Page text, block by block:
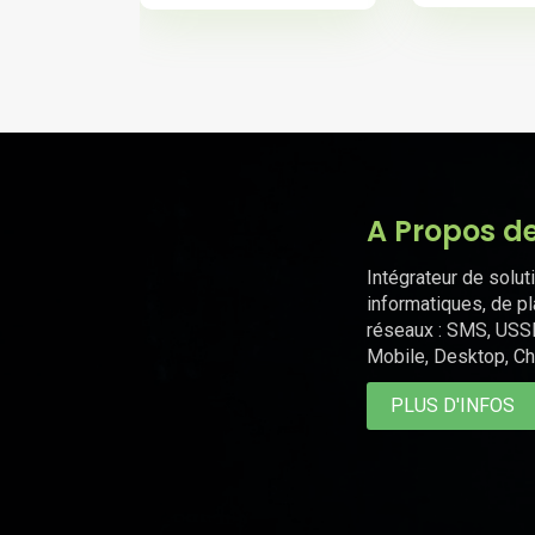
A Propos
Intégrateur de
informatiques, de
réseaux : SMS,
Mobile, Desktop,
PLUS D'INFOS